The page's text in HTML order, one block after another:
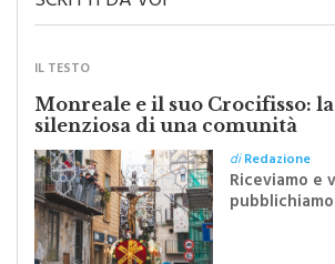
SCRITTI DA VOI
IL TESTO
Monreale e il suo Crocifisso: la
silenziosa di una comunità
diRedazione
Riceviamo